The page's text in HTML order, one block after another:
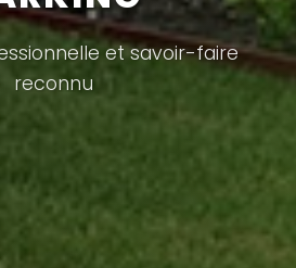
et savoir-faire
reconnu